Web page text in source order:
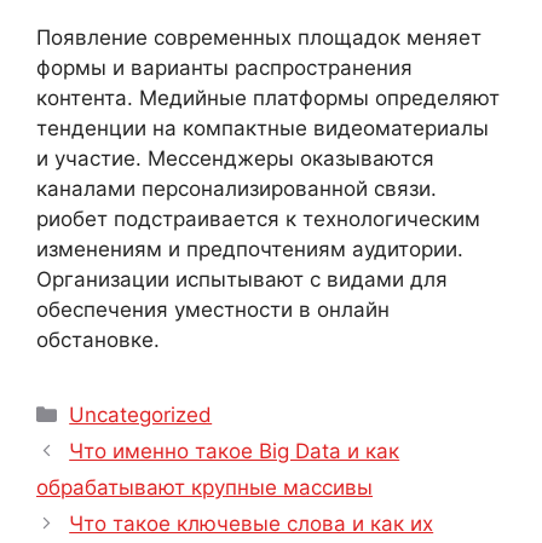
Появление современных площадок меняет
формы и варианты распространения
контента. Медийные платформы определяют
тенденции на компактные видеоматериалы
и участие. Мессенджеры оказываются
каналами персонализированной связи.
риобет подстраивается к технологическим
изменениям и предпочтениям аудитории.
Организации испытывают с видами для
обеспечения уместности в онлайн
обстановке.
Categorías
Uncategorized
Navegación
de
entradas
Что именно такое Big Data и как
обрабатывают крупные массивы
Что такое ключевые слова и как их